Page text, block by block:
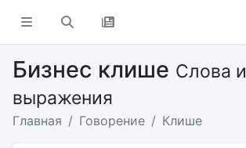
Бизнес клише Слова и
выражения
Главная Говорение Клише